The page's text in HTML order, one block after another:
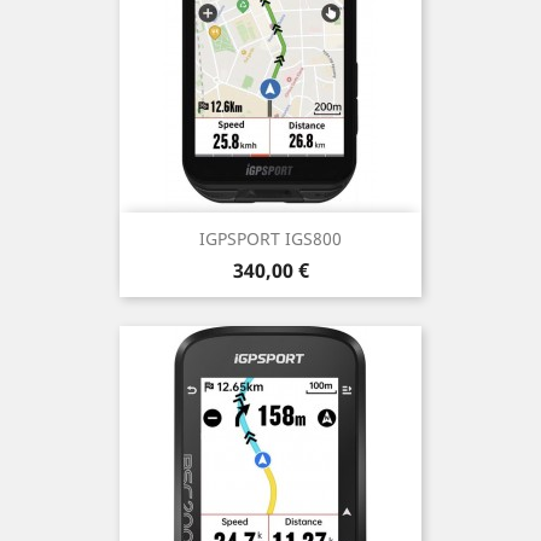
IGPSPORT IGS800
Prix
340,00 €